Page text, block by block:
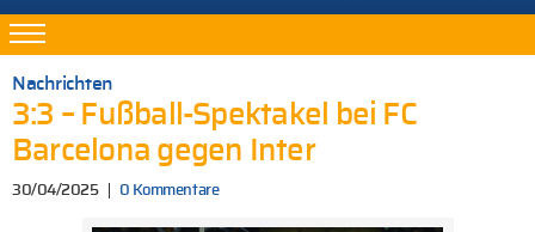
Nachrichten
3:3 – Fußball-Spektakel bei FC
Barcelona gegen Inter
30/04/2025 0 Kommentare